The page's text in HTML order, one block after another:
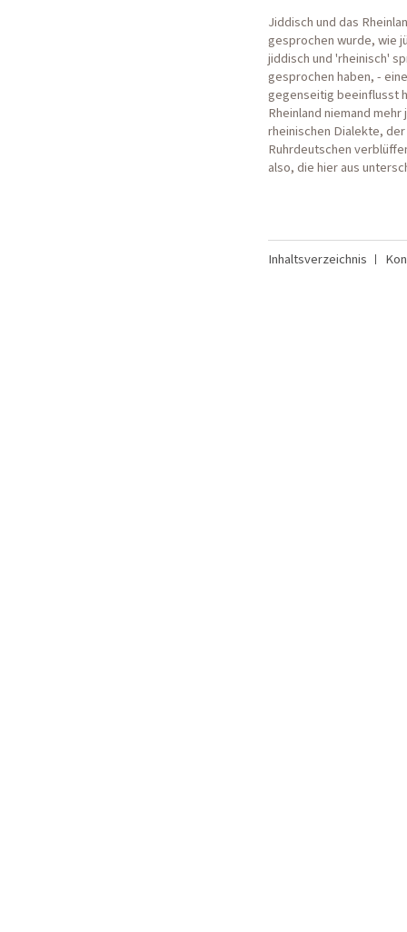
Jiddisch und das
gesprochen wurde, wie
jiddisch und 'rheinisch'
gesprochen haben, -
gegenseitig beeinflusst
Rheinland niemand
rheinischen Dialekte,
Ruhrdeutschen
also, die hier aus
Inhaltsverzeichnis